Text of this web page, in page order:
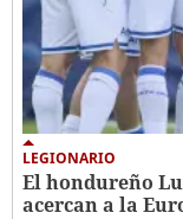
LEGIONARIO
El hondureño
acercan a la